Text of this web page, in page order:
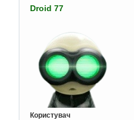
Droid 77
Користувач